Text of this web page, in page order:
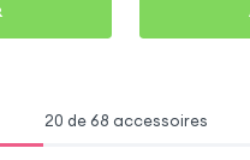
20 de 68 accessoires